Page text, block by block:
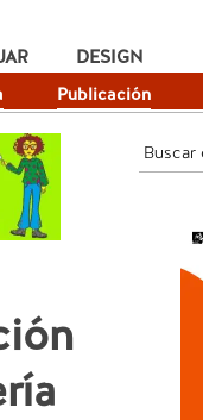
Publicación
DESIGN